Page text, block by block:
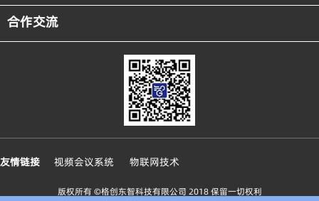
合作交流
友情链接 视频会议系统 物联网技术
版权所有 ©格创东智科技有限公司 2018 保留一切权利